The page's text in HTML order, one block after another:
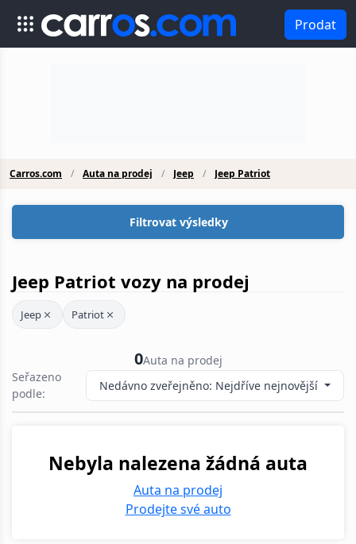
Prodat
Carros.com Auta na prodej Jeep Jeep Patriot
Filtrovat výsledky
Jeep Patriot vozy na prodej
Jeep Patriot
0Auta na prodej
Seřazeno
podle:
Nedávno zveřejněno: Nejdříve nejnovější
Nebyla nalezena žádná auta
Auta na prodej
Prodejte své auto